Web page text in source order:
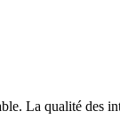
La qualité des